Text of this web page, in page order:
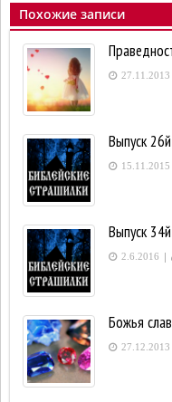
Похожие записи
27.11.2013
Выпуск
15.11.2015
Выпуск
2.6.2016 |
Божья
27.12.2013